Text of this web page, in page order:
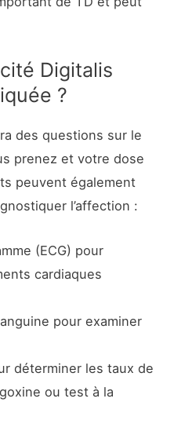
Digitalis
?
des questions sur le
prenez et votre dose
peuvent également
l’affection :
(ECG) pour
cardiaques
pour examiner
déterminer les taux de
ou test à la